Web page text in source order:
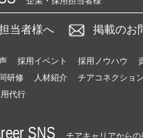
当者様へ 掲載のお
採用イベント 採用ノウハウ
研修
人材紹介 チアコネクション
代行
SNS チアキャリアからの